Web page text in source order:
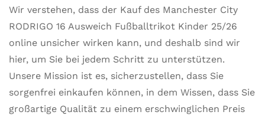
Wir verstehen, dass der Kauf des Manchester City
RODRIGO 16 Ausweich Fußballtrikot Kinder 25/26
online unsicher wirken kann, und deshalb sind wir
hier, um Sie bei jedem Schritt zu unterstützen.
Unsere Mission ist es, sicherzustellen, dass Sie
sorgenfrei einkaufen können, in dem Wissen, dass Sie
großartige Qualität zu einem erschwinglichen Preis